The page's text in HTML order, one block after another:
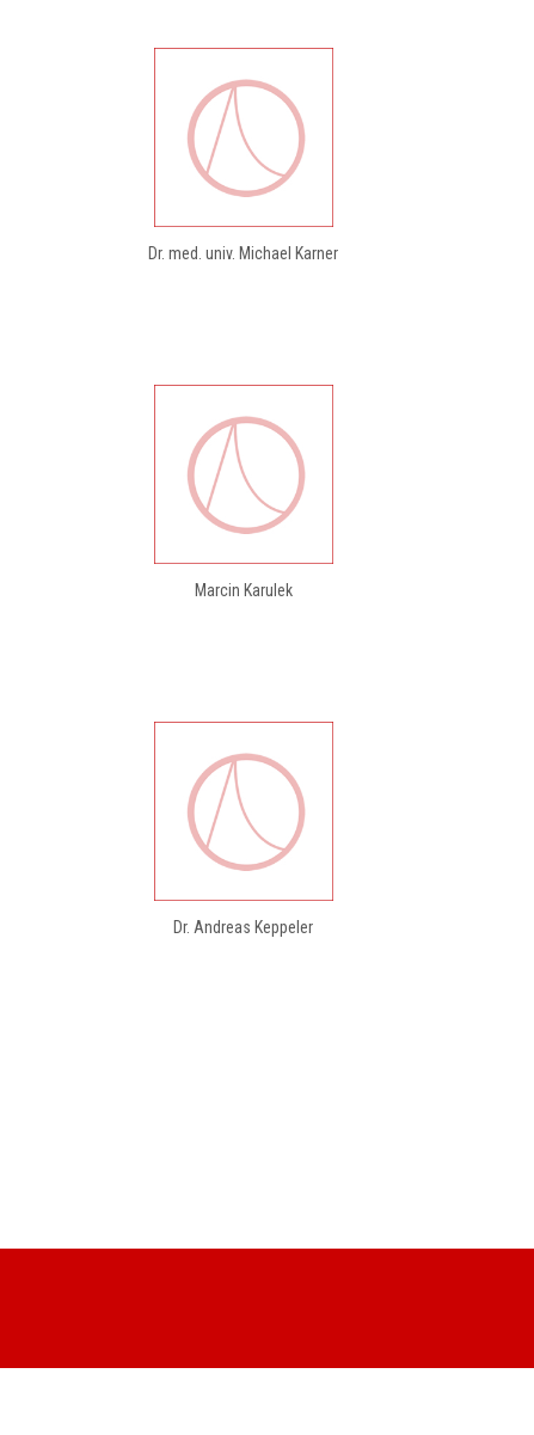
Dr. med. univ. Michael Karner
Marcin Karulek
Dr. Andreas Keppeler